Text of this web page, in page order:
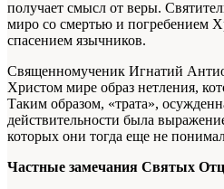
получает смысл от веры.
миро со смертью и погребением
спасением язычников.
Священномученик Игнатий
Христом мире образ нетления,
Таким образом, «трата»,
действительности была
которых они тогда еще не
Частные замечания Святых